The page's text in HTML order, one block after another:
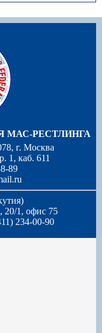
МАС-РЕСТЛИНГА
г. Москва
1, каб. 611
89
20/1, офис 75
234-00-90